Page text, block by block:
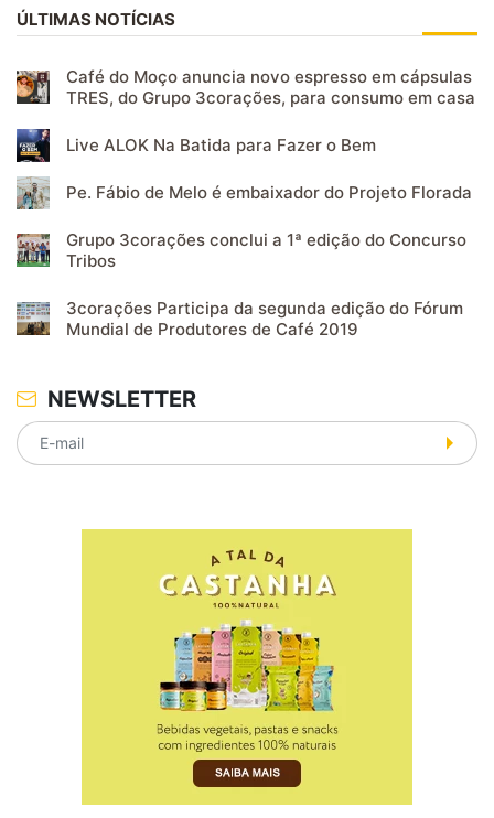
ÚLTIMAS NOTÍCIAS
Café do Moço anuncia novo espresso em cápsulas
TRES, do Grupo 3corações, para consumo em casa
Live ALOK Na Batida para Fazer o Bem
Pe. Fábio de Melo é embaixador do Projeto Florada
Grupo 3corações conclui a 1ª edição do Concurso
Tribos
3corações Participa da segunda edição do Fórum
Mundial de Produtores de Café 2019
NEWSLETTER